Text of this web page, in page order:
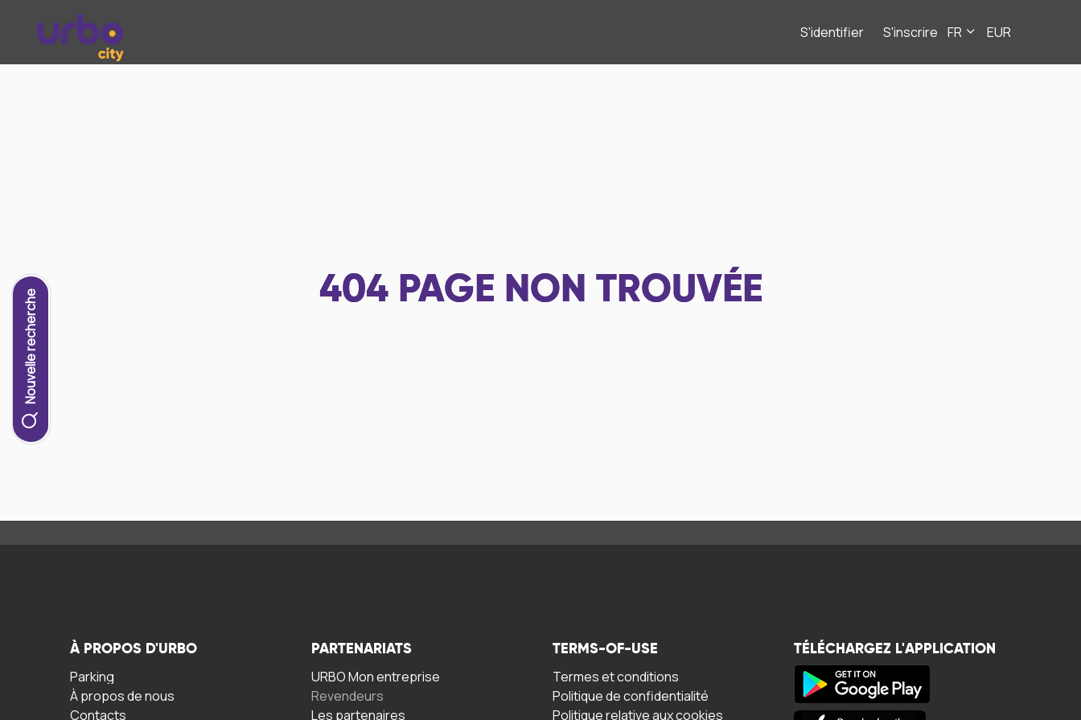
S'identifier S'inscrire FR EUR
Nouvelle recherche 404 PAGE NON TROUVÉE
À PROPOS D'URBO
Parking
À propos de nous
Contacts
PARTENARIATS
URBO Mon entreprise
Revendeurs
Les partenaires
TERMS-OF-USE
Termes et conditions
Politique de confidentialité
Politique relative aux cookies
TÉLÉCHARGEZ L'APPLICATION